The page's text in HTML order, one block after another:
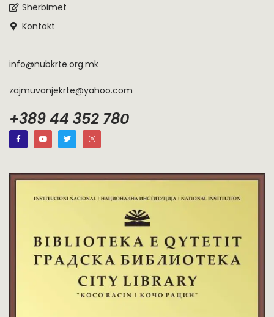
Shërbimet
Kontakt
info@nubkrte.org.mk
zajmuvanjekrte@yahoo.com
+389 44 352 780